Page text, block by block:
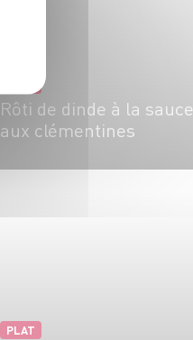
Rôti de dinde à la sauce
aux clémentines
PLAT